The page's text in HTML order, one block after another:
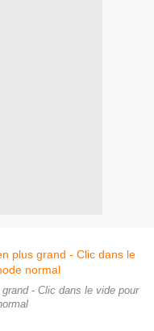
- Clic dans le vide pour